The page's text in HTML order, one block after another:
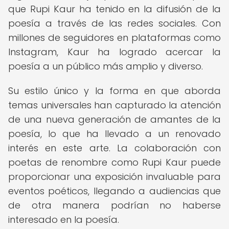
que Rupi Kaur ha tenido en la difusión de la
poesía a través de las redes sociales. Con
millones de seguidores en plataformas como
Instagram, Kaur ha logrado acercar la
poesía a un público más amplio y diverso.
Su estilo único y la forma en que aborda
temas universales han capturado la atención
de una nueva generación de amantes de la
poesía, lo que ha llevado a un renovado
interés en este arte. La colaboración con
poetas de renombre como Rupi Kaur puede
proporcionar una exposición invaluable para
eventos poéticos, llegando a audiencias que
de otra manera podrían no haberse
interesado en la poesía.